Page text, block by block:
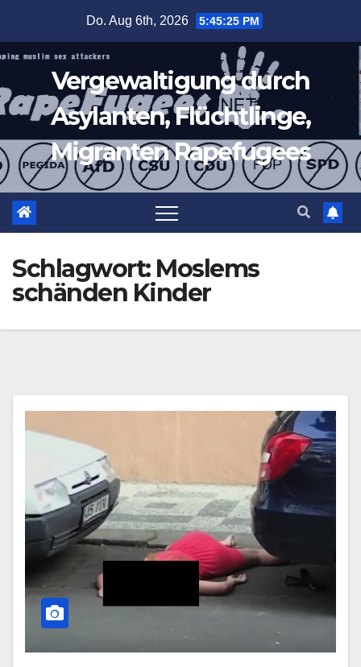
springen
Do. Aug 6th, 2026 5:45:26 PM
Vergewaltigung durch
Asylanten, Flüchtlinge,
Migranten Rapefugees
Schlagwort: Moslems
schänden Kinder